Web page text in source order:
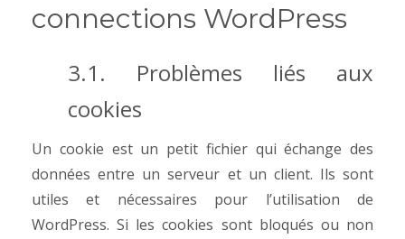
connections WordPress
3.1. Problèmes liés aux
cookies
Un cookie est un petit fichier qui échange des
données entre un serveur et un client. Ils sont
utiles et nécessaires pour l’utilisation de
WordPress. Si les cookies sont bloqués ou non